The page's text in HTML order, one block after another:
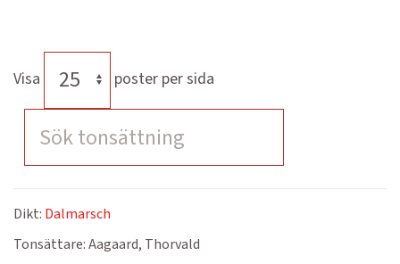
Visa poster per sida
Dikt: Dalmarsch
Tonsättare:Aagaard, Thorvald